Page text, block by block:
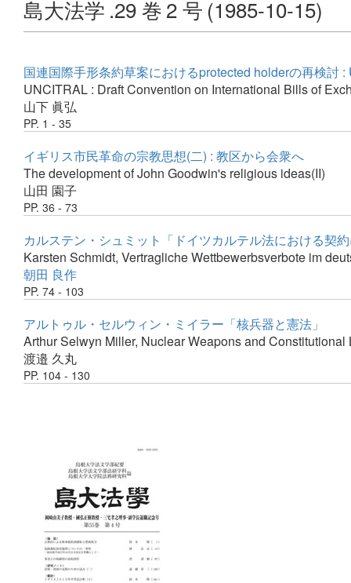
島大法学 .29 巻2 号 (1985-10-15)
国連国際手形条約草案におけるprotected holderの再検討
UNCITRAL : Draft Convention on International Bills of
山下 眞弘
PP. 1 - 35
イギリス市民革命の宗教思想(二) : 教区から会衆へ
The development of John Goodwin's religious ideas(II)
山田 園子
PP. 36 - 73
カルステン・シュミット「ドイツカルテル法における契
Karsten Schmidt, Vertragliche Wettbewerbsverbote im
朝田 良作
PP. 74 - 103
アルトゥル・セルウィン・ミイラー「核兵器と憲法」
Arthur Selwyn Miller, Nuclear Weapons and Constitutional
渡邉 久丸
PP. 104 - 130